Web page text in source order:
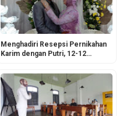
Menghadiri Resepsi Pernikahan
Karim dengan Putri, 12-12